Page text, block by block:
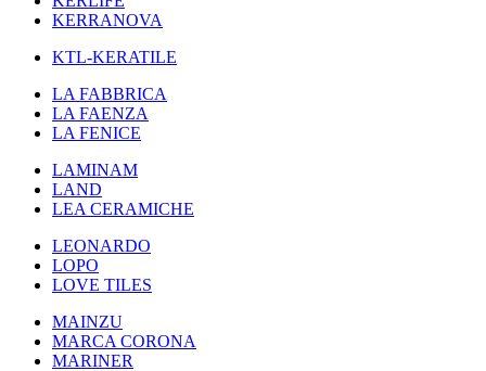
KERRANOVA
KTL-KERATILE
LA FABBRICA
LA FAENZA
LA FENICE
LAMINAM
LAND
LEA CERAMICHE
LEONARDO
LOPO
LOVE TILES
MAINZU
MARCA CORONA
MARINER